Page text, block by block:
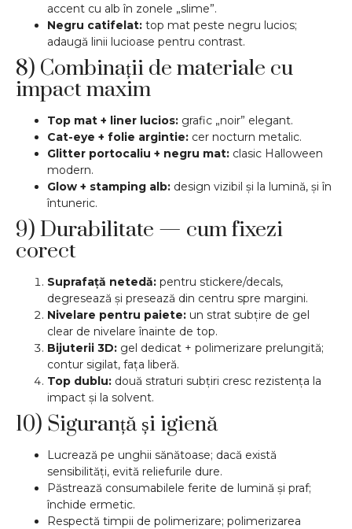
accent cu alb în zonele „slime”.
Negru catifelat: top mat peste negru lucios;
adaugă linii lucioase pentru contrast.
8) Combinații de materiale cu
impact maxim
Top mat + liner lucios: grafic „noir” elegant.
Cat-eye + folie argintie: cer nocturn metalic.
Glitter portocaliu + negru mat: clasic Halloween
modern.
Glow + stamping alb: design vizibil și la lumină, și în
întuneric.
9) Durabilitate — cum fixezi
corect
Suprafață netedă: pentru stickere/decals,
degresează și presează din centru spre margini.
Nivelare pentru paiete: un strat subțire de gel
clear de nivelare înainte de top.
Bijuterii 3D: gel dedicat + polimerizare prelungită;
contur sigilat, fața liberă.
Top dublu: două straturi subțiri cresc rezistența la
impact și la solvent.
10) Siguranță și igienă
Lucrează pe unghii sănătoase; dacă există
sensibilități, evită reliefurile dure.
Păstrează consumabilele ferite de lumină și praf;
închide ermetic.
Respectă timpii de polimerizare; polimerizarea